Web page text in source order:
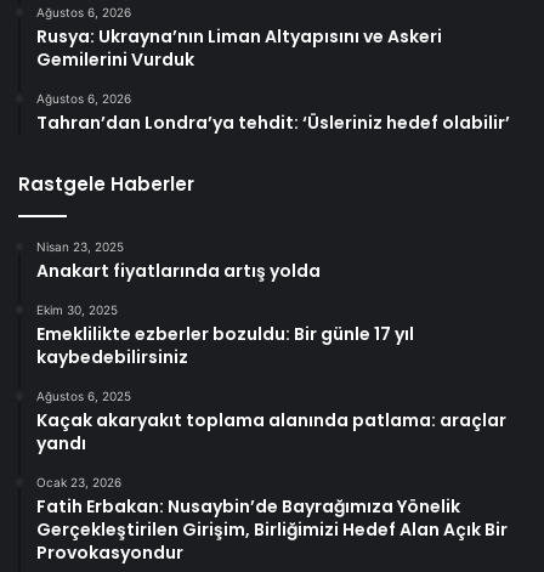
Ağustos 6, 2026
Rusya: Ukrayna’nın Liman Altyapısını ve Askeri
Gemilerini Vurduk
Ağustos 6, 2026
Tahran’dan Londra’ya tehdit: ‘Üsleriniz hedef olabilir’
Rastgele Haberler
Nisan 23, 2025
Anakart fiyatlarında artış yolda
Ekim 30, 2025
Emeklilikte ezberler bozuldu: Bir günle 17 yıl
kaybedebilirsiniz
Ağustos 6, 2025
Kaçak akaryakıt toplama alanında patlama: araçlar
yandı
Ocak 23, 2026
Fatih Erbakan: Nusaybin’de Bayrağımıza Yönelik
Gerçekleştirilen Girişim, Birliğimizi Hedef Alan Açık Bir
Provokasyondur